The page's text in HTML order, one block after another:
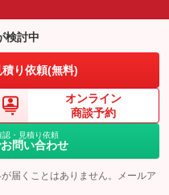
：装備なし
検討中
り依頼(無料)
オンライン
商談予約
認・見積り依頼
問い合わせ
届くことはありません。メールア